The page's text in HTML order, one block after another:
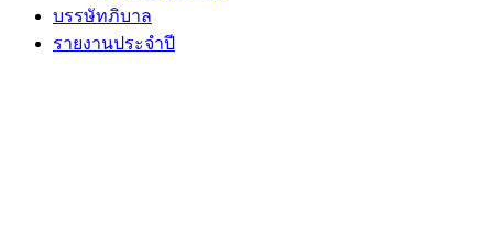
บรรษัทภิบาล
รายงานประจำปี